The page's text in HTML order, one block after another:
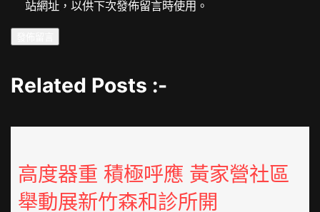
站網址，以供下次發佈留言時使用。
Related Posts :-
高度器重 積極呼應 黃家營社區
舉動展新竹森和診所開